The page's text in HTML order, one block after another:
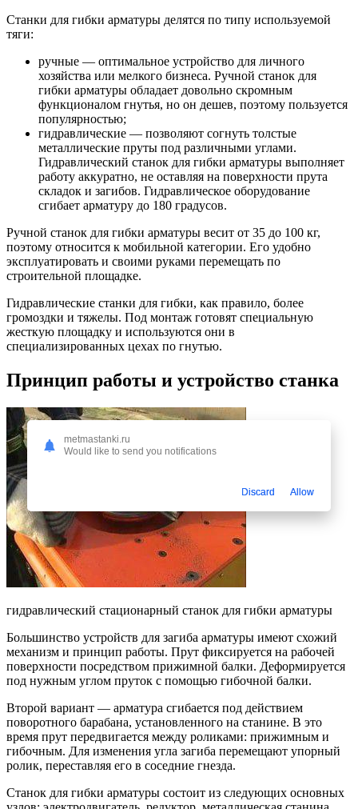
Станки для гибки арматуры делятся по типу используемой
тяги:
ручные — оптимальное устройство для личного
хозяйства или мелкого бизнеса. Ручной станок для
гибки арматуры обладает довольно скромным
функционалом гнутья, но он дешев, поэтому пользуется
популярностью;
гидравлические — позволяют согнуть толстые
металлические пруты под различными углами.
Гидравлический станок для гибки арматуры выполняет
работу аккуратно, не оставляя на поверхности прута
складок и загибов. Гидравлическое оборудование
сгибает арматуру до 180 градусов.
Ручной станок для гибки арматуры весит от 35 до 100 кг,
поэтому относится к мобильной категории. Его удобно
эксплуатировать и своими руками перемещать по
строительной площадке.
Гидравлические станки для гибки, как правило, более
громоздки и тяжелы. Под монтаж готовят специальную
жесткую площадку и используются они в
специализированных цехах по гнутью.
Принцип работы и устройство станка
гидравлический стационарный станок для гибки арматуры
Большинство устройств для загиба арматуры имеют схожий
механизм и принцип работы. Прут фиксируется на рабочей
поверхности посредством прижимной балки. Деформируется
под нужным углом пруток с помощью гибочной балки.
Второй вариант — арматура сгибается под действием
поворотного барабана, установленного на станине. В это
время прут передвигается между роликами: прижимным и
гибочным. Для изменения угла загиба перемещают упорный
ролик, переставляя его в соседние гнезда.
Станок для гибки арматуры состоит из следующих основных
metmastanki.ru
Would like to send you notifications
Discard Allow